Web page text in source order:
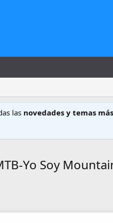
las novedades y temas
Yo Soy